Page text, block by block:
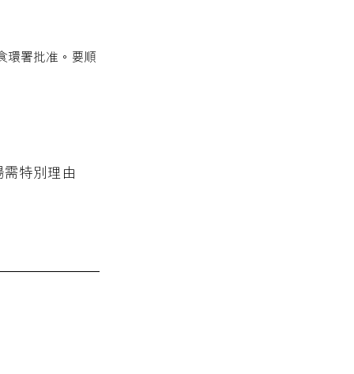
環署批准。要順
特別理由